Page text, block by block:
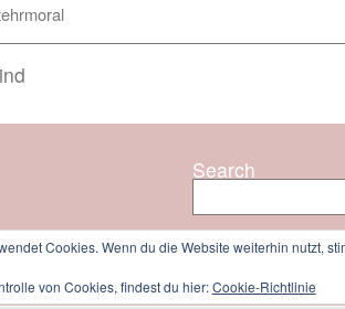
Search
Search
Cookies. Wenn du die Website weiterhin nutzt,
von Cookies, findest du hier:Cookie-Richtlinie